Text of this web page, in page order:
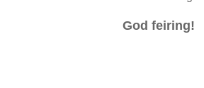
God feiring!